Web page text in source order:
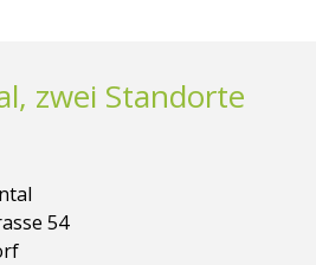
zwei Standorte
54